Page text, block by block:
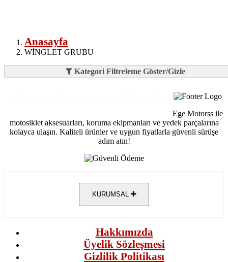
Anasayfa
WİNGLET GRUBU
Kategori Filtreleme Göster/Gizle
Ege Motorss ile
motosiklet aksesuarları, koruma ekipmanları ve yedek parçalarına
kolayca ulaşın. Kaliteli ürünler ve uygun fiyatlarla güvenli sürüşe
adım atın!
KURUMSAL
Hakkımızda
Üyelik Sözleşmesi
Gizlilik Politikası